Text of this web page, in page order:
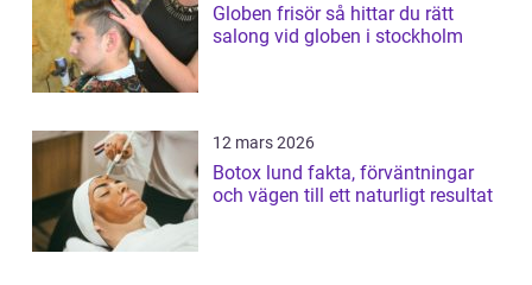
Globen frisör så hittar du rätt
salong vid globen i stockholm
12 mars 2026
Botox lund fakta, förväntningar
och vägen till ett naturligt resultat